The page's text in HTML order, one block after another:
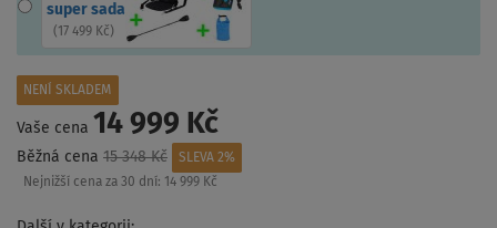
super sada
( 17 499 Kč)
NENÍ SKLADEM
Vaše cena 14 999 Kč
Běžná cena 15 348 Kč
SLEVA 2%
Nejnižší cena za 30 dní: 14 999 Kč